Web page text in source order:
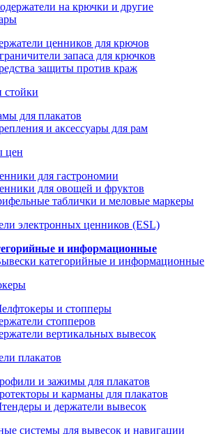
на крючки и другие
ценников для крючов
запаса для крючков
защиты против краж
стойки
для плакатов
и аксессуары для рам
цен
для гастрономии
для овощей и фруктов
таблички и меловые маркеры
электронных ценников (ESL)
и информационные
категорийные и информационные
и стопперы
стопперов
вертикальных вывесок
плакатов
и зажимы для плакатов
и карманы для плакатов
и держатели вывесок
системы для вывесок и навигации